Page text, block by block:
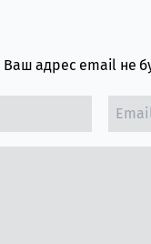
Ваш адрес email не